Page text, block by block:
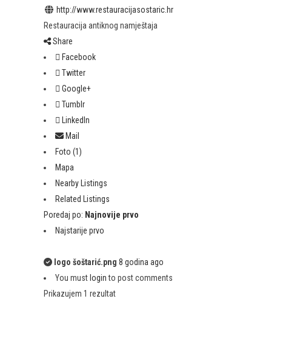
http://www.restauracijasostaric.hr
Restauracija antiknog namještaja
Share
Facebook
Twitter
Google+
Tumblr
LinkedIn
Mail
Foto (1)
Mapa
Nearby Listings
Related Listings
Poredaj po: Najnovije prvo
Najstarije prvo
logo šoštarić.png 8 godina ago
You must loginto post comments
Prikazujem 1 rezultat